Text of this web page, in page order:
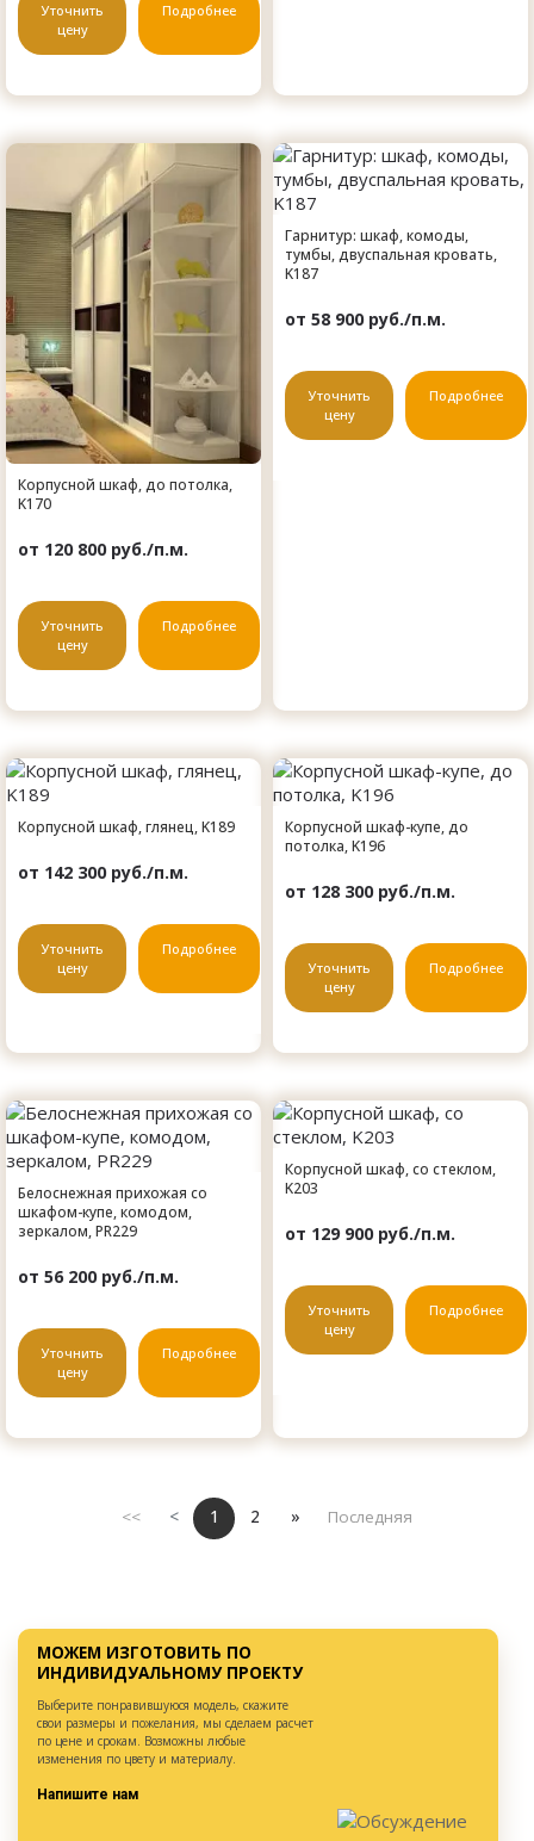
Уточнить
цену
Подробнее
Корпусной шкаф, до потолка,
K170
от 120 800 руб./п.м.
Уточнить
цену
Подробнее
Гарнитур: шкаф, комоды,
тумбы, двуспальная кровать,
K187
от 58 900 руб./п.м.
Уточнить
цену
Подробнее
Корпусной шкаф, глянец, K189
от 142 300 руб./п.м.
Уточнить
цену
Подробнее
Корпусной шкаф-купе, до
потолка, K196
от 128 300 руб./п.м.
Уточнить
цену
Подробнее
Белоснежная прихожая со
шкафом-купе, комодом,
зеркалом, PR229
от 56 200 руб./п.м.
Уточнить
цену
Подробнее
Корпусной шкаф, со стеклом,
K203
от 129 900 руб./п.м.
Уточнить
цену
Подробнее
<< < 1 2 » Последняя
МОЖЕМ ИЗГОТОВИТЬ ПО
ИНДИВИДУАЛЬНОМУ ПРОЕКТУ
Выберите понравившуюся модель, скажите
свои размеры и пожелания, мы сделаем расчет
по цене и срокам. Возможны любые
изменения по цвету и материалу.
Напишите нам